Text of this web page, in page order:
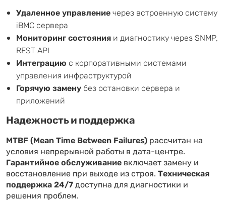
Удаленное управлениечерез встроенную систему
iBMC сервера
Мониторинг состояния и диагностику через SNMP,
REST API
Интеграцию с корпоративными системами
управления инфраструктурой
Горячую замену без остановки сервера и
приложений
Надежность и поддержка
MTBF (Mean Time Between Failures) рассчитан на
условия непрерывной работы в дата-центре.
Гарантийное обслуживание включает замену и
восстановление при выходе из строя. Техническая
поддержка 24/7доступна для диагностики и
решения проблем.